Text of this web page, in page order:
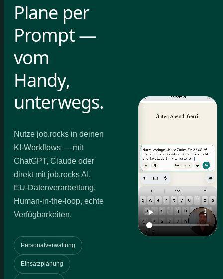
Plane per
Prompt —
vom
Handy,
unterwegs.
Nutze job.rocks in deinen
KI-Workflows — mit
ChatGPT, Claude oder
direkt mit job.rocks AI.
EU-Datenverarbeitung,
Human-in-the-loop, echte
Verfügbarkeiten.
Personalverwaltung
Einsatzplanung